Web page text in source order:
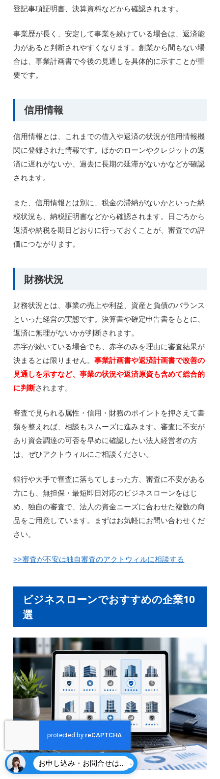
登記事項証明書、決算資料などから確認されます。
事業歴が長く、安定して事業を続けている場合は、返済能
力があると判断されやすくなります。創業から間もない場
合は、事業計画書で今後の見通しを具体的に示すことが重
要です。
信用情報
信用情報とは、これまでの借入や返済の状況が信用情報機
関に登録された情報です。ほかのローンやクレジットの返
済に遅れがないか、過去に長期の延滞がないかなどが確認
されます。
また、信用情報とは別に、税金の滞納がないかといった納
税状況も、納税証明書などから確認されます。日ごろから
返済や納税を期日どおりに行っておくことが、審査での評
価につながります。
財務状況
財務状況とは、事業の売上や利益、資産と負債のバランス
といった経営の実態です。決算書や確定申告書をもとに、
返済に無理がないかが判断されます。
赤字が続いている場合でも、赤字のみを理由に審査結果が
決まるとは限りません。事業計画書や返済計画書で改善の
見通しを示すなど、事業の状況や返済原資も含めて総合的
に判断されます。
審査で見られる属性・信用・財務のポイントを押さえて書
類を整えれば、相談もスムーズに進みます。審査に不安が
あり資金調達の可否を早めに確認したい法人経営者の方
は、ぜひアクトウィルにご相談ください。
銀行や大手で審査に落ちてしまった方、審査に不安がある
方にも、無担保・最短即日対応のビジネスローンをはじ
め、独自の審査で、法人の資金ニーズに合わせた複数の商
品をご用意しています。まずはお気軽にお問い合わせくだ
さい。
>>審査が不安は独自審査のアクトウィルに相談する
ビジネスローンでおすすめの企業10
選
お申し込み・お問合せはこちら